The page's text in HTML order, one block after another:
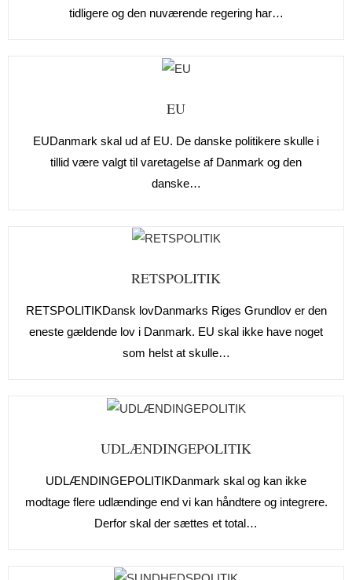
tidligere og den nuværende regering har…
EU
EUDanmark skal ud af EU. De danske politikere skulle i
tillid være valgt til varetagelse af Danmark og den
danske…
RETSPOLITIK
RETSPOLITIKDansk lovDanmarks Riges Grundlov er den
eneste gældende lov i Danmark. EU skal ikke have noget
som helst at skulle…
UDLÆNDINGEPOLITIK
UDLÆNDINGEPOLITIKDanmark skal og kan ikke
modtage flere udlændinge end vi kan håndtere og integrere.
Derfor skal der sættes et total…